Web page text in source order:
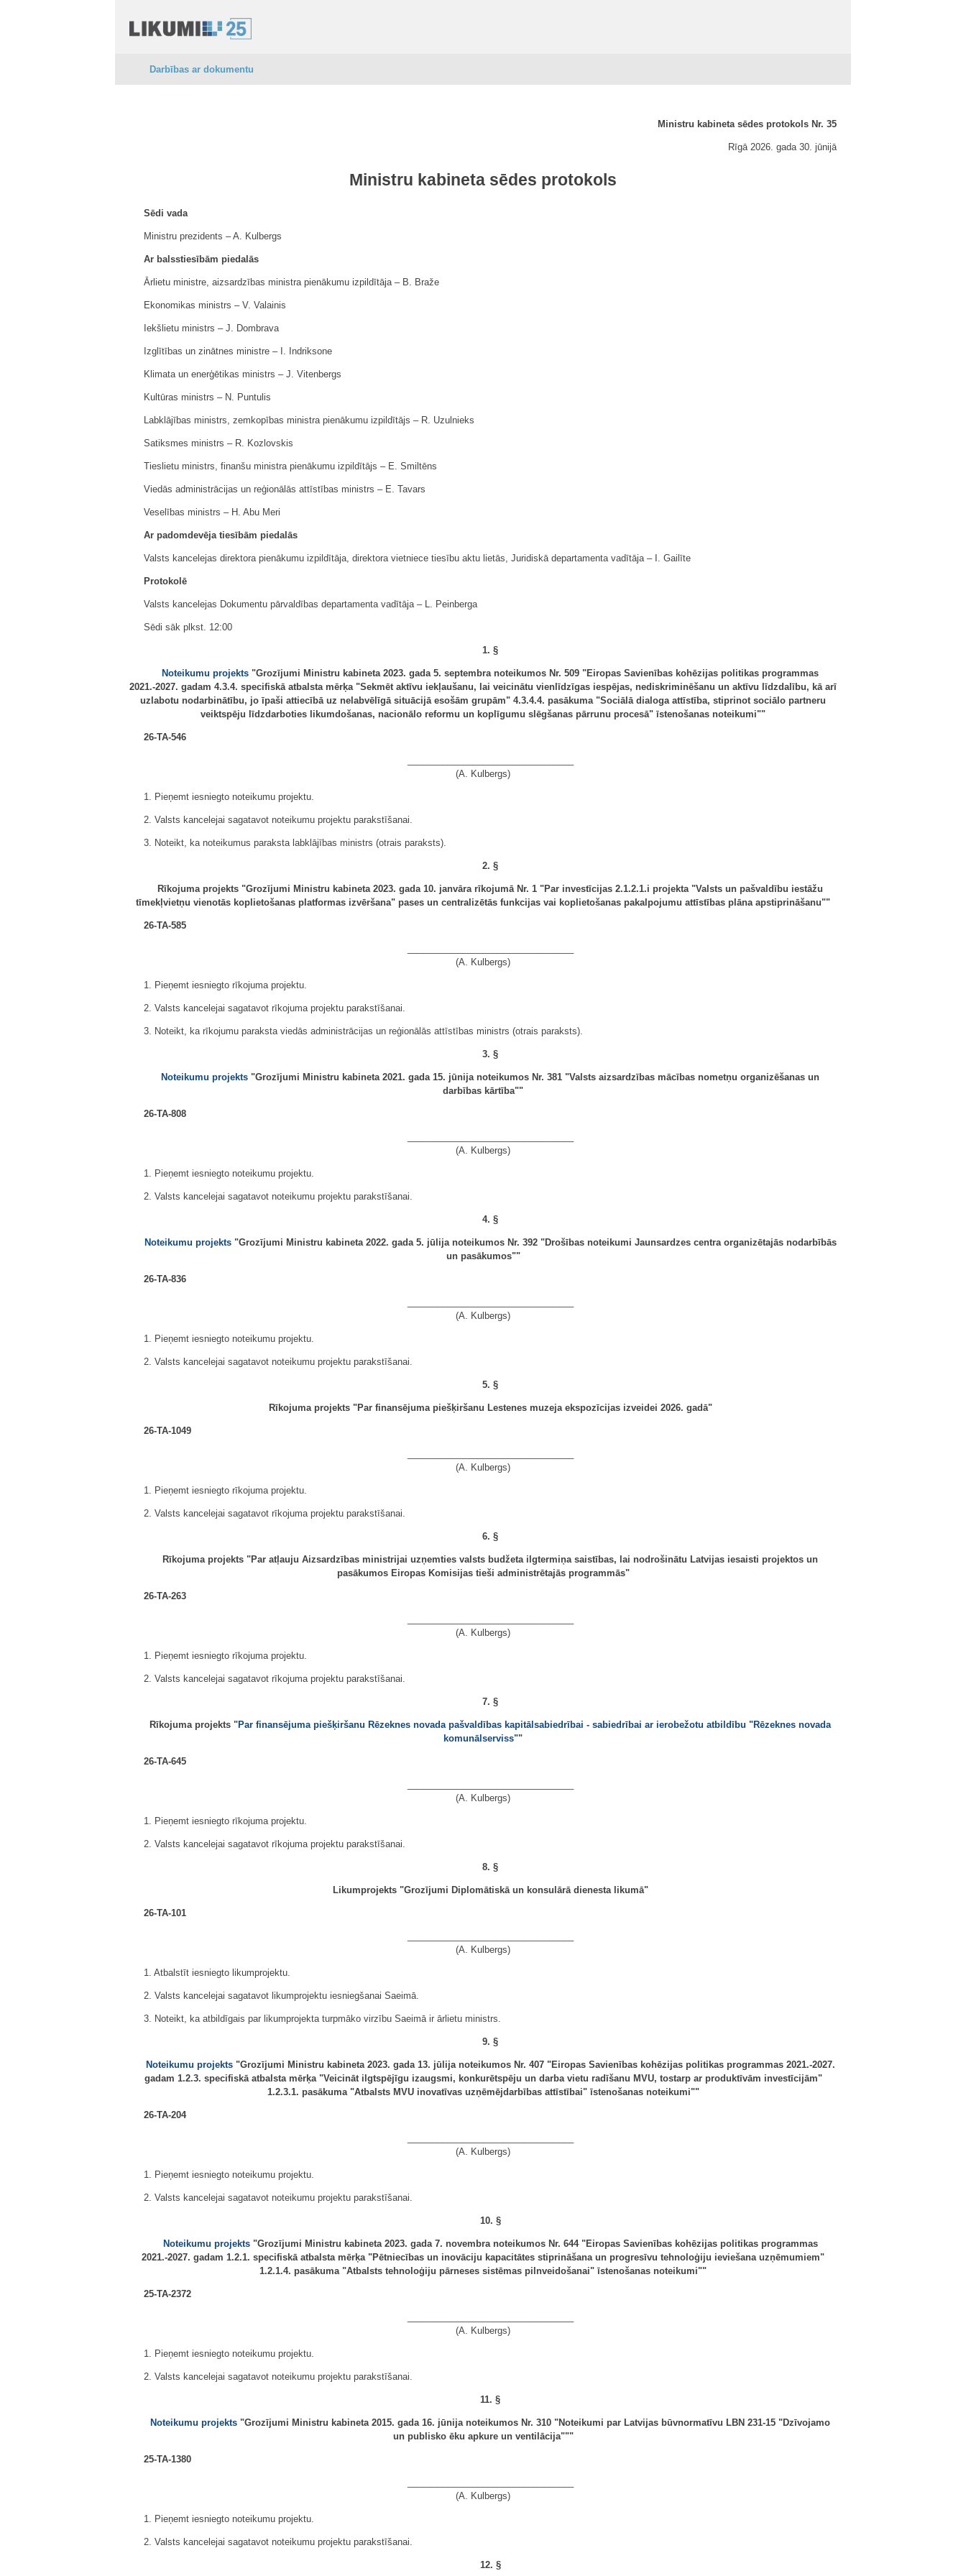
Darbības ar dokumentu
Ministru kabineta sēdes protokols Nr. 35
Rīgā 2026. gada 30. jūnijā
Ministru kabineta sēdes protokols
Sēdi vada
Ministru prezidents ‒ A. Kulbergs
Ar balsstiesībām piedalās
Ārlietu ministre, aizsardzības ministra pienākumu izpildītāja ‒ B. Braže
Ekonomikas ministrs ‒ V. Valainis
Iekšlietu ministrs ‒ J. Dombrava
Izglītības un zinātnes ministre ‒ I. Indriksone
Klimata un enerģētikas ministrs ‒ J. Vitenbergs
Kultūras ministrs ‒ N. Puntulis
Labklājības ministrs, zemkopības ministra pienākumu izpildītājs ‒ R. Uzulnieks
Satiksmes ministrs ‒ R. Kozlovskis
Tieslietu ministrs, finanšu ministra pienākumu izpildītājs ‒ E. Smiltēns
Viedās administrācijas un reģionālās attīstības ministrs ‒ E. Tavars
Veselības ministrs ‒ H. Abu Meri
Ar padomdevēja tiesībām piedalās
Valsts kancelejas direktora pienākumu izpildītāja, direktora vietniece tiesību aktu lietās, Juridiskā departamenta vadītāja ‒ I. Gailīte
Protokolē
Valsts kancelejas Dokumentu pārvaldības departamenta vadītāja ‒ L. Peinberga
Sēdi sāk plkst. 12:00
1. §
Noteikumu projekts "Grozījumi Ministru kabineta 2023. gada 5. septembra noteikumos Nr. 509 "Eiropas Savienības kohēzijas politikas programmas
2021.-2027. gadam 4.3.4. specifiskā atbalsta mērķa "Sekmēt aktīvu iekļaušanu, lai veicinātu vienlīdzīgas iespējas, nediskriminēšanu un aktīvu līdzdalību, kā arī
uzlabotu nodarbinātību, jo īpaši attiecībā uz nelabvēlīgā situācijā esošām grupām" 4.3.4.4. pasākuma "Sociālā dialoga attīstība, stiprinot sociālo partneru
veiktspēju līdzdarboties likumdošanas, nacionālo reformu un koplīgumu slēgšanas pārrunu procesā" īstenošanas noteikumi""
26-TA-546
(A. Kulbergs)
1. Pieņemt iesniegto noteikumu projektu.
2. Valsts kancelejai sagatavot noteikumu projektu parakstīšanai.
3. Noteikt, ka noteikumus paraksta labklājības ministrs (otrais paraksts).
2. §
Rīkojuma projekts "Grozījumi Ministru kabineta 2023. gada 10. janvāra rīkojumā Nr. 1 "Par investīcijas 2.1.2.1.i projekta "Valsts un pašvaldību iestāžu
tīmekļvietņu vienotās koplietošanas platformas izvēršana" pases un centralizētās funkcijas vai koplietošanas pakalpojumu attīstības plāna apstiprināšanu""
26-TA-585
(A. Kulbergs)
1. Pieņemt iesniegto rīkojuma projektu.
2. Valsts kancelejai sagatavot rīkojuma projektu parakstīšanai.
3. Noteikt, ka rīkojumu paraksta viedās administrācijas un reģionālās attīstības ministrs (otrais paraksts).
3. §
Noteikumu projekts "Grozījumi Ministru kabineta 2021. gada 15. jūnija noteikumos Nr. 381 "Valsts aizsardzības mācības nometņu organizēšanas un
darbības kārtība""
26-TA-808
(A. Kulbergs)
1. Pieņemt iesniegto noteikumu projektu.
2. Valsts kancelejai sagatavot noteikumu projektu parakstīšanai.
4. §
Noteikumu projekts"Grozījumi Ministru kabineta 2022. gada 5. jūlija noteikumos Nr. 392 "Drošības noteikumi Jaunsardzes centra organizētajās nodarbībās
un pasākumos""
26-TA-836
(A. Kulbergs)
1. Pieņemt iesniegto noteikumu projektu.
2. Valsts kancelejai sagatavot noteikumu projektu parakstīšanai.
5. §
Rīkojuma projekts "Par finansējuma piešķiršanu Lestenes muzeja ekspozīcijas izveidei 2026. gadā"
26-TA-1049
(A. Kulbergs)
1. Pieņemt iesniegto rīkojuma projektu.
2. Valsts kancelejai sagatavot rīkojuma projektu parakstīšanai.
6. §
Rīkojuma projekts "Par atļauju Aizsardzības ministrijai uzņemties valsts budžeta ilgtermiņa saistības, lai nodrošinātu Latvijas iesaisti projektos un
pasākumos Eiropas Komisijas tieši administrētajās programmās"
26-TA-263
(A. Kulbergs)
1. Pieņemt iesniegto rīkojuma projektu.
2. Valsts kancelejai sagatavot rīkojuma projektu parakstīšanai.
7. §
Rīkojuma projekts "Par finansējuma piešķiršanu Rēzeknes novada pašvaldības kapitālsabiedrībai - sabiedrībai ar ierobežotu atbildību "Rēzeknes novada
komunālserviss""
26-TA-645
(A. Kulbergs)
1. Pieņemt iesniegto rīkojuma projektu.
2. Valsts kancelejai sagatavot rīkojuma projektu parakstīšanai.
8. §
Likumprojekts "Grozījumi Diplomātiskā un konsulārā dienesta likumā"
26-TA-101
(A. Kulbergs)
1. Atbalstīt iesniegto likumprojektu.
2. Valsts kancelejai sagatavot likumprojektu iesniegšanai Saeimā.
3. Noteikt, ka atbildīgais par likumprojekta turpmāko virzību Saeimā ir ārlietu ministrs.
9. §
Noteikumu projekts"Grozījumi Ministru kabineta 2023. gada 13. jūlija noteikumos Nr. 407 "Eiropas Savienības kohēzijas politikas programmas 2021.-2027.
gadam 1.2.3. specifiskā atbalsta mērķa "Veicināt ilgtspējīgu izaugsmi, konkurētspēju un darba vietu radīšanu MVU, tostarp ar produktīvām investīcijām"
1.2.3.1. pasākuma "Atbalsts MVU inovatīvas uzņēmējdarbības attīstībai" īstenošanas noteikumi""
26-TA-204
(A. Kulbergs)
1. Pieņemt iesniegto noteikumu projektu.
2. Valsts kancelejai sagatavot noteikumu projektu parakstīšanai.
10. §
Noteikumu projekts"Grozījumi Ministru kabineta 2023. gada 7. novembra noteikumos Nr. 644 "Eiropas Savienības kohēzijas politikas programmas
2021.-2027. gadam 1.2.1. specifiskā atbalsta mērķa "Pētniecības un inovāciju kapacitātes stiprināšana un progresīvu tehnoloģiju ieviešana uzņēmumiem"
1.2.1.4. pasākuma "Atbalsts tehnoloģiju pārneses sistēmas pilnveidošanai" īstenošanas noteikumi""
25-TA-2372
(A. Kulbergs)
1. Pieņemt iesniegto noteikumu projektu.
2. Valsts kancelejai sagatavot noteikumu projektu parakstīšanai.
11. §
Noteikumu projekts "Grozījumi Ministru kabineta 2015. gada 16. jūnija noteikumos Nr. 310 "Noteikumi par Latvijas būvnormatīvu LBN 231-15 "Dzīvojamo
un publisko ēku apkure un ventilācija"""
25-TA-1380
(A. Kulbergs)
1. Pieņemt iesniegto noteikumu projektu.
2. Valsts kancelejai sagatavot noteikumu projektu parakstīšanai.
12. §